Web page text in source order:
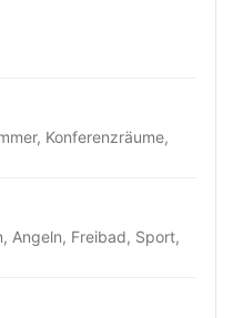
Konferenzräume,
Angeln, Freibad, Sport,